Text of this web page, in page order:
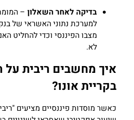
בדיקה לאחר השאלון –
למערכת נתוני האשראי של
מצבו הפיננסי וכדי להחליט
לא.
איך מחשבים ריבית על
בקריית אונו?
כאשר מוסדות פיננסיים מציעים